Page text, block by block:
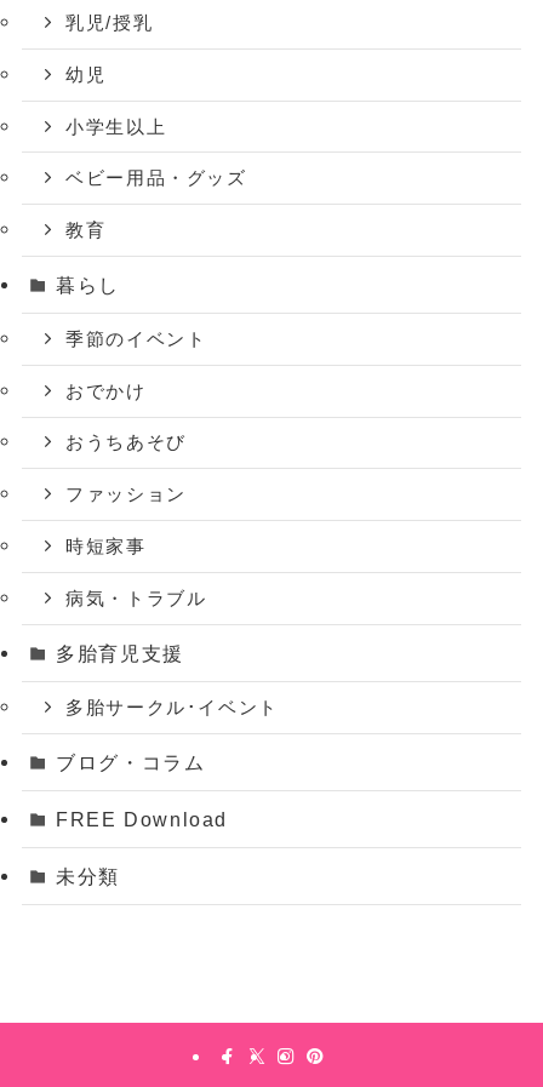
乳児/授乳
幼児
小学生以上
ベビー用品・グッズ
教育
暮らし
季節のイベント
おでかけ
おうちあそび
ファッション
時短家事
病気・トラブル
多胎育児支援
多胎サークル･イベント
ブログ・コラム
FREE Download
未分類